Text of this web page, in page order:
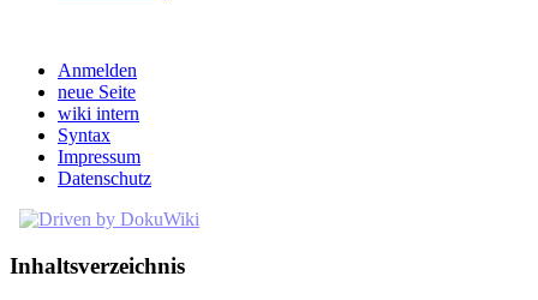
Anmelden
neue Seite
wiki intern
Syntax
Impressum
Datenschutz
Inhaltsverzeichnis